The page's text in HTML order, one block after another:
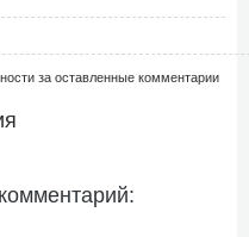
за оставленные комментарии